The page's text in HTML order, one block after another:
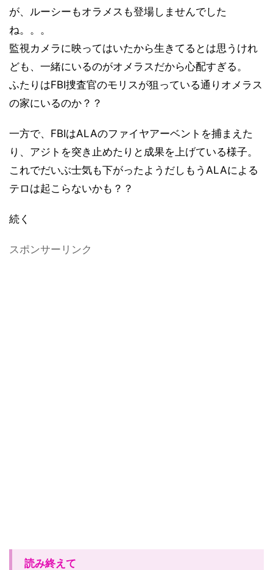
が、ルーシーもオラメスも登場しませんでした
ね。。。
監視カメラに映ってはいたから生きてるとは思うけれ
ども、一緒にいるのがオメラスだから心配すぎる。
ふたりはFBI捜査官のモリスが狙っている通りオメラス
の家にいるのか？？
一方で、FBIはALAのファイヤアーベントを捕まえた
り、アジトを突き止めたりと成果を上げている様子。
これでだいぶ士気も下がったようだしもうALAによる
テロは起こらないかも？？
続く
スポンサーリンク
読み終えて